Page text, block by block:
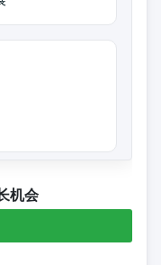
机会